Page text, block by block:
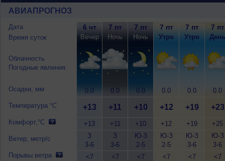
АВИАПРОГНОЗ
Дата
Время суток
Облачность
Погодные явления
Осадки, мм
Температура °C
Комфорт,°C
Ветер, метр/с
Порывы ветра
6 чт
Вечер
0.0
+13
+13
З
3-6
<7
7 пт
Ночь
0.0
+11
+11
З
3-6
<7
7 пт
Ночь
0.0
+10
+10
Ю-З
2-5
<7
7 пт
Утро
0.0
+12
+12
Ю-З
2-5
<7
7 пт
Утро
0.0
+19
+19
Ю-З
3-6
<7
7 пт
День
0.0
+23
+25
Ю-З
3-6
<7